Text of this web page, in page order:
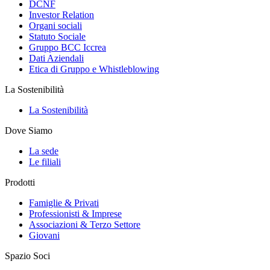
DCNF
Investor Relation
Organi sociali
Statuto Sociale
Gruppo BCC Iccrea
Dati Aziendali
Etica di Gruppo e Whistleblowing
La Sostenibilità
La Sostenibilità
Dove Siamo
La sede
Le filiali
Prodotti
Famiglie & Privati
Professionisti & Imprese
Associazioni & Terzo Settore
Giovani
Spazio Soci